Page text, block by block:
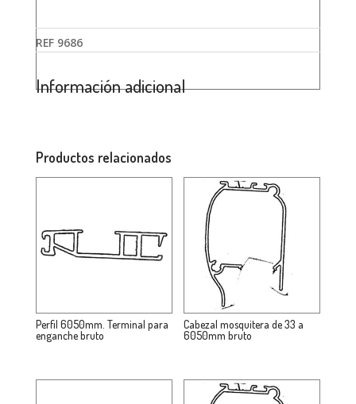
REF 9686
Información adicional
Productos relacionados
Perfil 6050mm. Terminal para
enganche bruto
Cabezal mosquitera de 33 a
6050mm bruto